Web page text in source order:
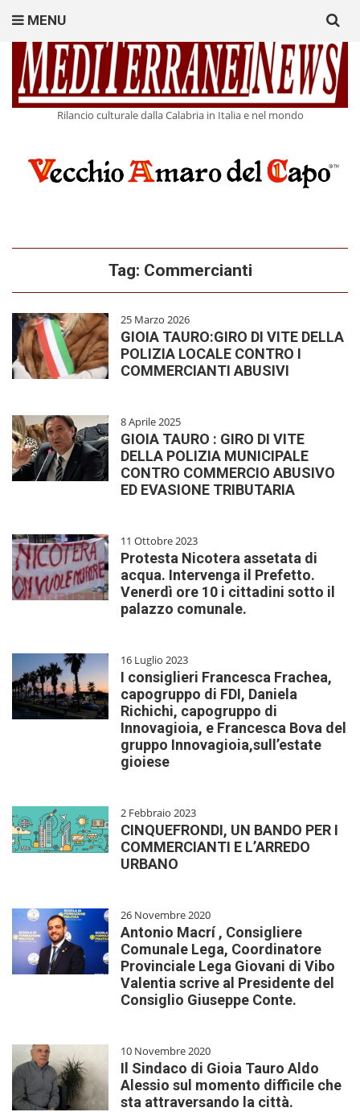
Rilancio culturale dalla Calabria in Italia e nel mondo
MENU
for:
Tag: Commercianti
25 Marzo 2026
GIOIA TAURO:GIRO DI VITE DELLA
POLIZIA LOCALE CONTRO I
COMMERCIANTI ABUSIVI
8 Aprile 2025
GIOIA TAURO : GIRO DI VITE
DELLA POLIZIA MUNICIPALE
CONTRO COMMERCIO ABUSIVO
ED EVASIONE TRIBUTARIA
11 Ottobre 2023
Protesta Nicotera assetata di
acqua. Intervenga il Prefetto.
Venerdì ore 10 i cittadini sotto il
palazzo comunale.
16 Luglio 2023
I consiglieri Francesca Frachea,
capogruppo di FDI, Daniela
Richichi, capogruppo di
Innovagioia, e Francesca Bova del
gruppo Innovagioia,sull’estate
gioiese
2 Febbraio 2023
CINQUEFRONDI, UN BANDO PER I
COMMERCIANTI E L’ARREDO
URBANO
26 Novembre 2020
Antonio Macrí , Consigliere
Comunale Lega, Coordinatore
Provinciale Lega Giovani di Vibo
Valentia scrive al Presidente del
Consiglio Giuseppe Conte.
10 Novembre 2020
Il Sindaco di Gioia Tauro Aldo
Alessio sul momento difficile che
sta attraversando la città.